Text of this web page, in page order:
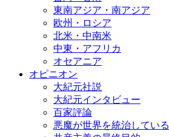
東南アジア・南アジア
欧州・ロシア
北米・中南米
中東・アフリカ
オセアニア
オピニオン
大紀元社説
大紀元インタビュー
百家評論
悪魔が世界を統治している